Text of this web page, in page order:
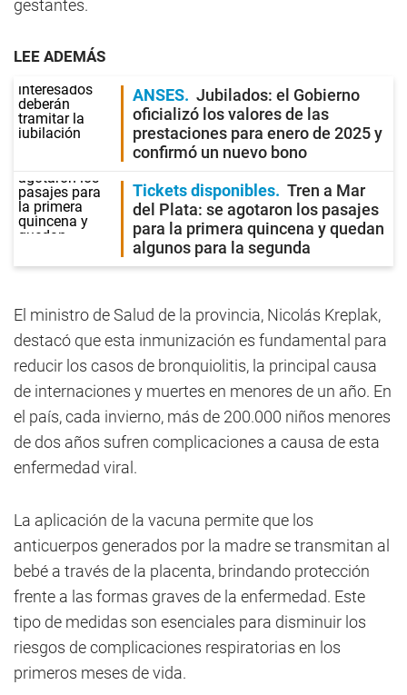
gestantes.
LEE ADEMÁS
ANSES
Jubilados: el Gobierno
oficializó los valores de las
prestaciones para enero de 2025 y
confirmó un nuevo bono
Tickets disponibles
Tren a Mar
del Plata: se agotaron los pasajes
para la primera quincena y quedan
algunos para la segunda
El ministro de Salud de la provincia, Nicolás Kreplak,
destacó que esta inmunización es fundamental para
reducir los casos de bronquiolitis, la principal causa
de internaciones y muertes en menores de un año. En
el país, cada invierno, más de 200.000 niños menores
de dos años sufren complicaciones a causa de esta
enfermedad viral.
La aplicación de la vacuna permite que los
anticuerpos generados por la madre se transmitan al
bebé a través de la placenta, brindando protección
frente a las formas graves de la enfermedad. Este
tipo de medidas son esenciales para disminuir los
riesgos de complicaciones respiratorias en los
primeros meses de vida.